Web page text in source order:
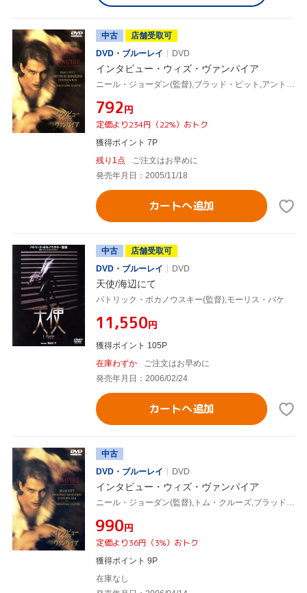
中古
店舗受取可
DVD・ブルーレイ
DVD
インタビュー・ウィズ・ヴァンパイア
ニール・ジョーダン(監督),ブラッド・ピット,アントニオ・バンデラス,トム・クルーズ
¥792円
定価より234円（22%）おトク
獲得ポイント 7P
残り1点
ご注文はお早めに
発売年月日：2005/11/18
カートへ追加
中古
店舗受取可
DVD・ブルーレイ
DVD
天使/海辺にて
パトリック・ボカノウスキー(監督),モーリス・バケ
¥11,550円
獲得ポイント 105P
在庫わずか
ご注文はお早めに
発売年月日：2006/02/24
カートへ追加
中古
DVD・ブルーレイ
DVD
インタビュー・ウィズ・ヴァンパイア
ニール・ジョーダン(監督),トム・クルーズ,ブラッド・ピット
¥990円
定価より36円（3%）おトク
獲得ポイント 9P
在庫なし